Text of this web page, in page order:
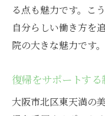
心機一転！
美容院で再挑
理想のパート求人
働きやすさ
美容院での
る点も魅力です。こ
自分らしい働き方を
院の大きな魅力です。
復帰をサポートす
大阪市北区東天満の